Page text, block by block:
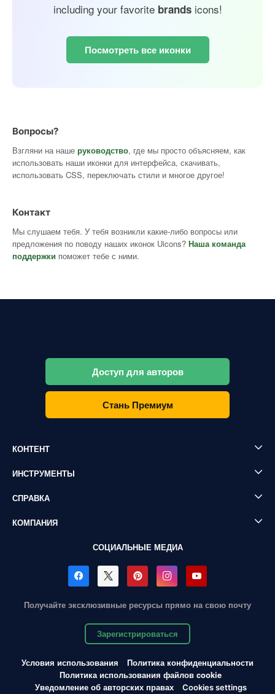
including your favorite brandsicons!
Посмотреть все иконки
Вопросы?
Взгляни на наше руководство, где мы просто объясняем, как
использовать наши иконки для интерфейса, скачивать,
использовать CSS, переключать стили и многое другое!
Контакт
Мы слушаем тебя. У тебя возникли какие-либо вопросы или
предложения по поводу наших иконок Uicons? Наша команда
поддержки поможет тебе с ними.
Доступ для авторов
Стань Премиум
КОНТЕНТ
ИНСТРУМЕНТЫ
СПРАВКА
КОМПАНИЯ
СОЦИАЛЬНЫЕ МЕДИА
Получайте эксклюзивные ресурсы прямо на свою почту
Зарегистрироваться
Условия использования
Политика конфиденциальности
Политика использования файлов cookie
Уведомление об авторских правах
Cookies settings